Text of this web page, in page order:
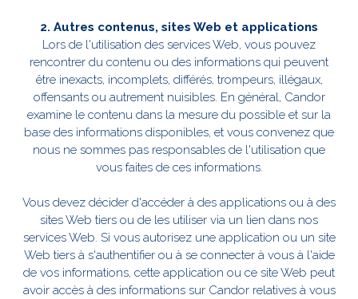
2. Autres contenus, sites Web et applications
Lors de l'utilisation des services Web, vous pouvez
rencontrer du contenu ou des informations qui peuvent
être inexacts, incomplets, différés, trompeurs, illégaux,
offensants ou autrement nuisibles. En général, Candor
examine le contenu dans la mesure du possible et sur la
base des informations disponibles, et vous convenez que
nous ne sommes pas responsables de l'utilisation que
vous faites de ces informations.
Vous devez décider d'accéder à des applications ou à des
sites Web tiers ou de les utiliser via un lien dans nos
services Web. Si vous autorisez une application ou un site
Web tiers à s'authentifier ou à se connecter à vous à l'aide
de vos informations, cette application ou ce site Web peut
avoir accès à des informations sur Candor relatives à vous